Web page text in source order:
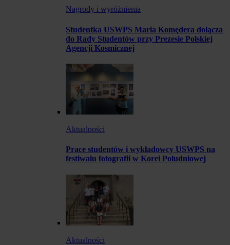
Nagrody i wyróżnienia
Studentka USWPS Maria Komędera dołącza
do Rady Studentów przy Prezesie Polskiej
Agencji Kosmicznej
Aktualności
Prace studentów i wykładowcy USWPS na
festiwalu fotografii w Korei Południowej
Aktualności